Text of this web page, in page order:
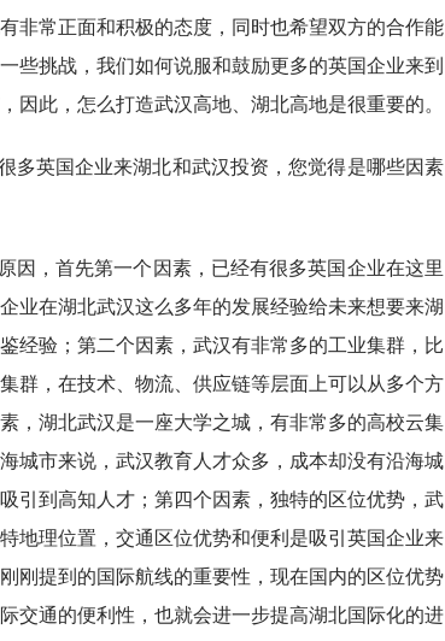
非常正面和积极的态度，同时也希望双方的合作能
些挑战，我们如何说服和鼓励更多的英国企业来到
因此，怎么打造武汉高地、湖北高地是很重要的。
多英国企业来湖北和武汉投资，您觉得是哪些因素
因，首先第一个因素，已经有很多英国企业在这里
业在湖北武汉这么多年的发展经验给未来想要来湖
经验；第二个因素，武汉有非常多的工业集群，比
群，在技术、物流、供应链等层面上可以从多个方
，湖北武汉是一座大学之城，有非常多的高校云集
城市来说，武汉教育人才众多，成本却没有沿海城
引到高知人才；第四个因素，独特的区位优势，武
地理位置，交通区位优势和便利是吸引英国企业来
刚提到的国际航线的重要性，现在国内的区位优势
交通的便利性，也就会进一步提高湖北国际化的进